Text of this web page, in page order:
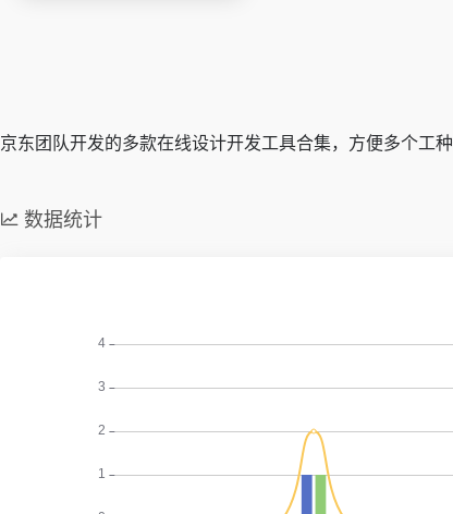
京东团队开发的多款在线设计开发工具合集，方便多个工种
数据统计